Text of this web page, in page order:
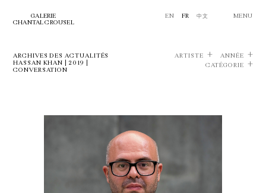
GALERIE
CHANTAL CROUSEL
EN FR 中文 MENU
ARCHIVES DES ACTUALITÉS
HASSAN KHAN | 2019 |
CONVERSATION
ARTISTE
ANNÉE
CATÉGORIE